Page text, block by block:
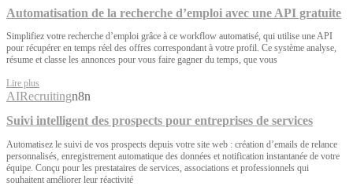
Automatisation de la recherche d’emploi avec une API gratuite
Simplifiez votre recherche d’emploi grâce à ce workflow automatisé, qui utilise une API
pour récupérer en temps réel des offres correspondant à votre profil. Ce système analyse,
résume et classe les annonces pour vous faire gagner du temps, que vous
Lire plus
AIRecruitingn8n
Suivi intelligent des prospects pour entreprises de services
Automatisez le suivi de vos prospects depuis votre site web : création d’emails de relance
personnalisés, enregistrement automatique des données et notification instantanée de votre
équipe. Conçu pour les prestataires de services, associations et professionnels qui
souhaitent améliorer leur réactivité